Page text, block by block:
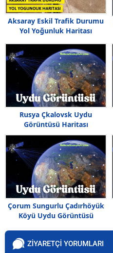
Aksaray Eskil Trafik Durumu
Yol Yoğunluk Haritası
Rusya Çkalovsk Uydu
Görüntüsü Haritası
Çorum Sungurlu Çadırhöyük
Köyü Uydu Görüntüsü
ZİYARETÇİ YORUMLARI